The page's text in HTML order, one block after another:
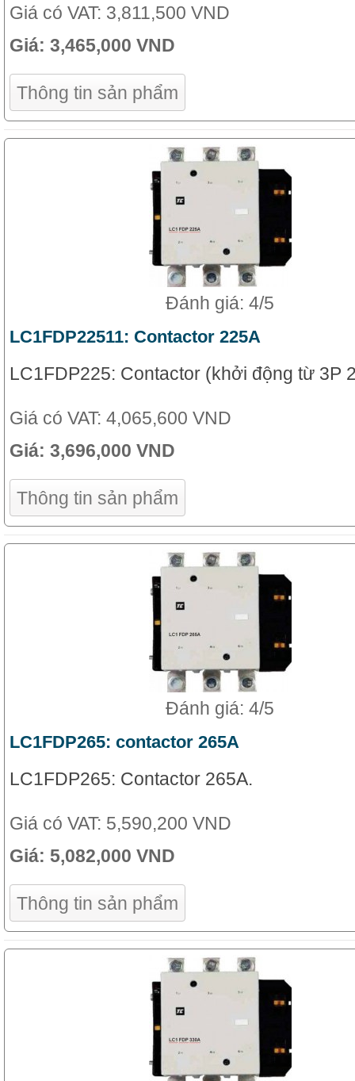
Giá có VAT: 3,811,500 VND
Giá: 3,465,000 VND
Thông tin sản phẩm
Đánh giá: 4/5
LC1FDP22511: Contactor 225A
LC1FDP225: Contactor (khởi động từ 3P
Giá có VAT: 4,065,600 VND
Giá: 3,696,000 VND
Thông tin sản phẩm
Đánh giá: 4/5
LC1FDP265: contactor 265A
LC1FDP265: Contactor 265A.
Giá có VAT: 5,590,200 VND
Giá: 5,082,000 VND
Thông tin sản phẩm